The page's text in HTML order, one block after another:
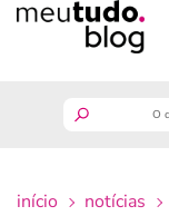
início notícias